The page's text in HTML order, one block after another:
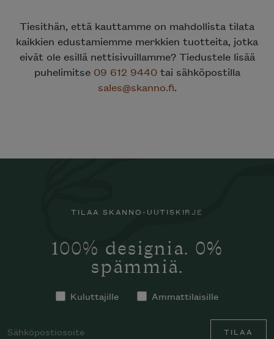
Tiesithän, että kauttamme on mahdollista tilata
kaikkien edustamiemme merkkien tuotteita, jotka
eivät ole esillä nettisivuillamme? Tiedustele lisää
puhelimitse 09 612 9440tai sähköpostilla
sales@skanno.fi.
TILAA SKANNO-UUTISKIRJE
100% designia. 0%
spämmiä.
Kuluttajille Ammattilaisille
TILAA